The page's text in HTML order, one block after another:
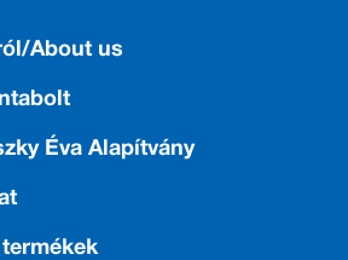
About us
Éva Alapítvány